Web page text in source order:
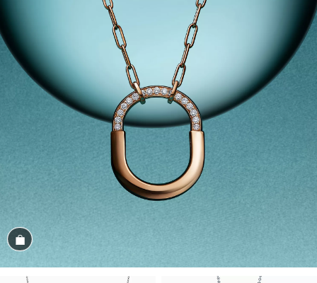
Magasiner cet assortiment